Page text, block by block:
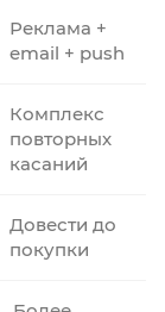
Реклама +
email + push
Комплекс
повторных
касаний
Довести до
покупки